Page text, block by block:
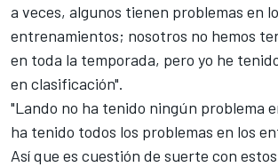
a veces, algunos tienen problemas en
entrenamientos; nosotros no hemos
en toda la temporada, pero yo he
en clasificación".
"Lando no ha tenido ningún problema
ha tenido todos los problemas en los
Así que es cuestión de suerte con